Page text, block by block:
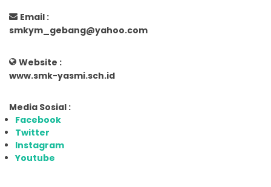
Email :
smkym_gebang@yahoo.com
Website :
www.smk-yasmi.sch.id
Media Sosial :
Facebook
Twitter
Instagram
Youtube